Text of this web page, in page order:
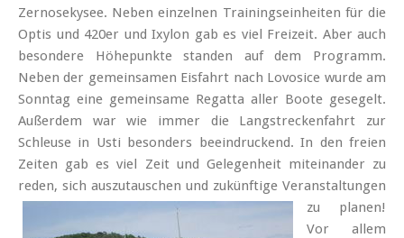
Zernosekysee. Neben einzelnen Trainings­einheiten für die
Optis und 420er und Ixylon gab es viel Freizeit. Aber auch
besondere Höhe­punkte standen auf dem Programm.
Neben der gemein­samen Eis­fahrt nach Lovosice wurde am
Sonntag eine gemeinsame Regatta aller Boote gesegelt.
Außerdem war wie immer die Lang­strecken­fahrt zur
Schleuse in Usti besonders beeindruckend. In den freien
Zeiten gab es viel Zeit und Gelegenheit miteinander zu
reden, sich auszu­tauschen und zukünftige Veran­staltungen
zu planen!
Vor allem